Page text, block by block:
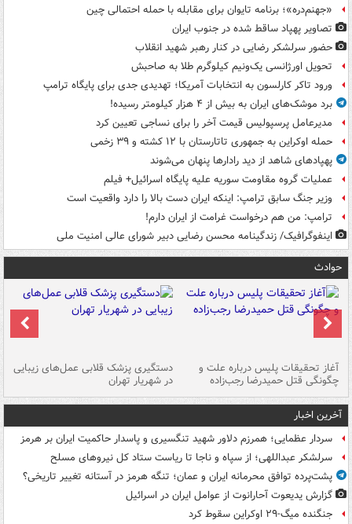
«جهنم‌دره»؛ برنامه تایوان برای مقابله با حمله احتمالی چین
تصاویر پهپاد ساقط شده در جنوب ایران
حضور سرلشکر رضایی در کنار رهبر شهید انقلاب
تحویل اورژانسی یک‌ونیم کیلوگرم طلا به صاحبش
ورود تاکر کارلسون به انتخابات آمریکا؛ تهدیدی جدی برای پایگاه ترامپ
برد موشک‌های ایران به بیش از ۴ هزار کیلومتر رسیده!
مدیرعامل پرسپولیس قیمت آخر را برای نساجی تعیین کرد
حمله اوکراین به جمهوری تاتارستان با ۱۲ کشته و ۳۹ زخمی
پهپادهای شاهد از دید رادارها پنهان می‌شوند
عملیات گروه مقاومت سوریه علیه پایگاه اسرائیل+ فیلم
وزیر جنگ سابق ترامپ: اینکه ایران دست بالا را دارد واقعیت است
ترامپ: من هم درخواست غرامت از ایران دارم!
اینفوگرافیک/ زندگینامه محسن رضایی دبیر شورای عالی امنیت‌ ملی
حوادث
آغاز تحقیقات پلیس درباره علت و
چگونگی قتل حمیدرضا رجب‌زاده
دستگیری پزشک قلابی عمل‌های زیبایی
در شهریار تهران
آخرین اخبار
سردار عظمایی؛ همرزم دلاور شهید تنگسیری و پاسدار حاکمیت ایران بر هرمز
سرلشکر عبداللهی؛ از سپاه و ناجا تا ریاست ستاد کل نیروهای مسلح
پشت‌پرده توافق محرمانه ایران و عمان؛ تنگه هرمز در آستانه تغییر تاریخی؟
گزارش یدیعوت آحارانوت از عوامل ایران در اسرائیل
جنگنده میگ-۲۹ اوکراین سقوط کرد